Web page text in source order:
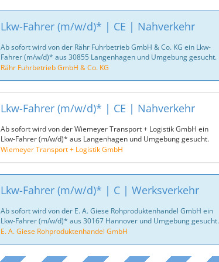
Lkw-Fahrer (m/w/d)* | CE | Nahverkehr
Ab sofort wird von der Rähr Fuhrbetrieb GmbH & Co. KG ein Lkw-
Fahrer (m/w/d)* aus 30855 Langenhagen und Umgebung gesucht.
Rähr Fuhrbetrieb GmbH & Co. KG
Lkw-Fahrer (m/w/d)* | CE | Nahverkehr
Ab sofort wird von der Wiemeyer Transport + Logistik GmbH ein
Lkw-Fahrer (m/w/d)* aus Langenhagen und Umgebung gesucht.
Wiemeyer Transport + Logistik GmbH
Lkw-Fahrer (m/w/d)* | C | Werksverkehr
Ab sofort wird von der E. A. Giese Rohproduktenhandel GmbH ein
Lkw-Fahrer (m/w/d)* aus 30167 Hannover und Umgebung gesucht.
E. A. Giese Rohproduktenhandel GmbH